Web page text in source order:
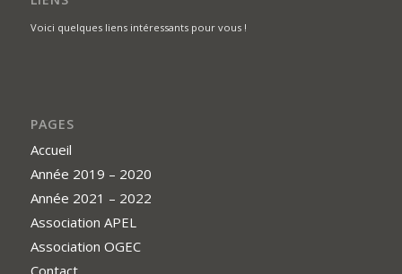
Voici quelques liens intéressants pour vous !
PAGES
Accueil
Année 2019 – 2020
Année 2021 – 2022
Association APEL
Association OGEC